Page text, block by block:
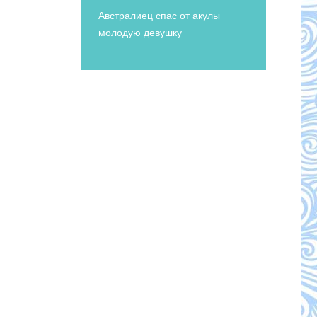
Австралиец спас от акулы
молодую девушку